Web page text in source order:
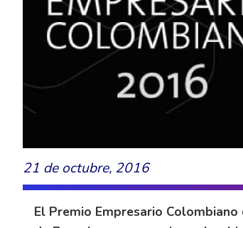
21 de octubre, 2016
El Premio Empresario